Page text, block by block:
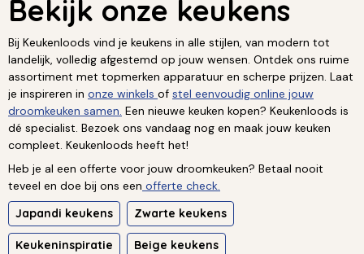
Bekijk onze keukens
Bij Keukenloods vind je keukens in alle stijlen, van modern tot
landelijk, volledig afgestemd op jouw wensen. Ontdek ons ruime
assortiment met topmerken apparatuur en scherpe prijzen. Laat
je inspireren in onze winkels of stel eenvoudig online jouw
droomkeuken samen. Een nieuwe keuken kopen? Keukenloods is
dé specialist. Bezoek ons vandaag nog en maak jouw keuken
compleet. Keukenloods heeft het!
Heb je al een offerte voor jouw droomkeuken? Betaal nooit
teveel en doe bij ons een offerte check.
Japandi keukens
Zwarte keukens
Keukeninspiratie Beige keukens